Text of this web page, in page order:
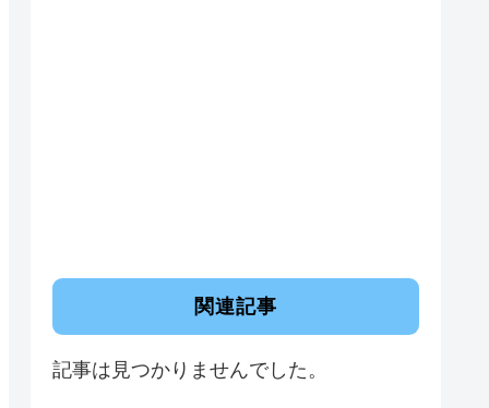
関連記事
記事は見つかりませんでした。